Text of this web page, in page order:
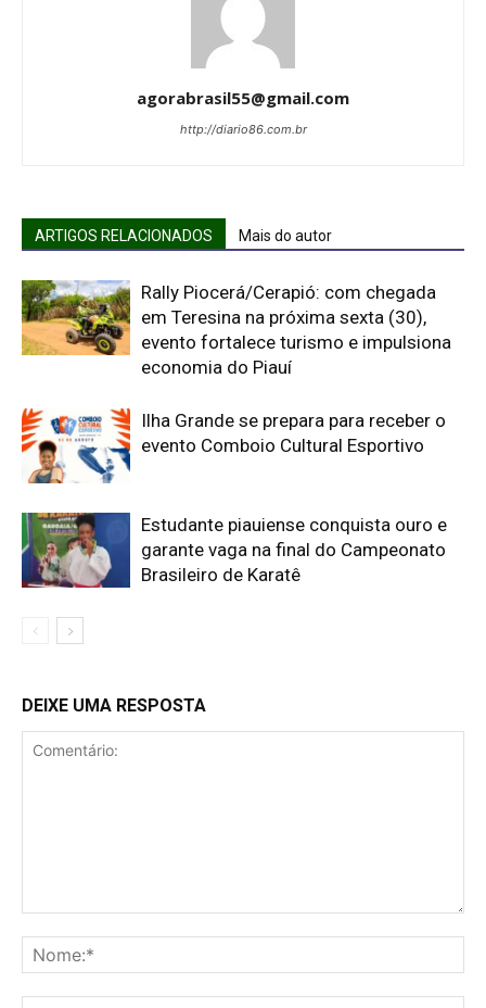
agorabrasil55@gmail.com
http://diario86.com.br
ARTIGOS RELACIONADOS Mais do autor
Rally Piocerá/Cerapió: com chegada
em Teresina na próxima sexta (30),
evento fortalece turismo e impulsiona
economia do Piauí
Ilha Grande se prepara para receber o
evento Comboio Cultural Esportivo
Estudante piauiense conquista ouro e
garante vaga na final do Campeonato
Brasileiro de Karatê
DEIXE UMA RESPOSTA